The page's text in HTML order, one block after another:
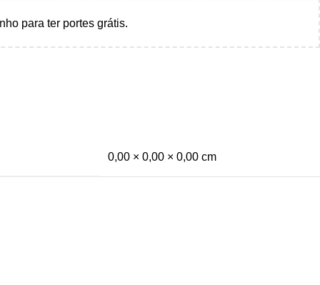
para ter portes grátis.
0,00 × 0,00 × 0,00 cm